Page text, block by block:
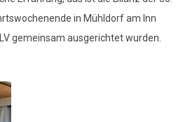
in Mühldorf am Inn
gemeinsam ausgerichtet wurden.